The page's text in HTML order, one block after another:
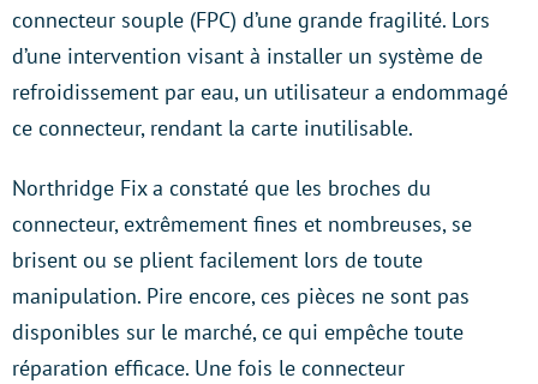
connecteur souple (FPC) d’une grande fragilité. Lors
d’une intervention visant à installer un système de
refroidissement par eau, un utilisateur a endommagé
ce connecteur, rendant la carte inutilisable.
Northridge Fix a constaté que les broches du
connecteur, extrêmement fines et nombreuses, se
brisent ou se plient facilement lors de toute
manipulation. Pire encore, ces pièces ne sont pas
disponibles sur le marché, ce qui empêche toute
réparation efficace. Une fois le connecteur